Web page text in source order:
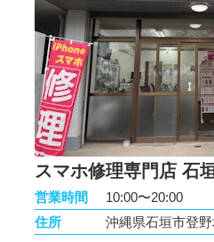
スマホ修理専門店 石
営業時間
10:00〜20:00
住所
沖縄県石垣市登